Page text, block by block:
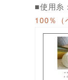
■使用糸：
100％（